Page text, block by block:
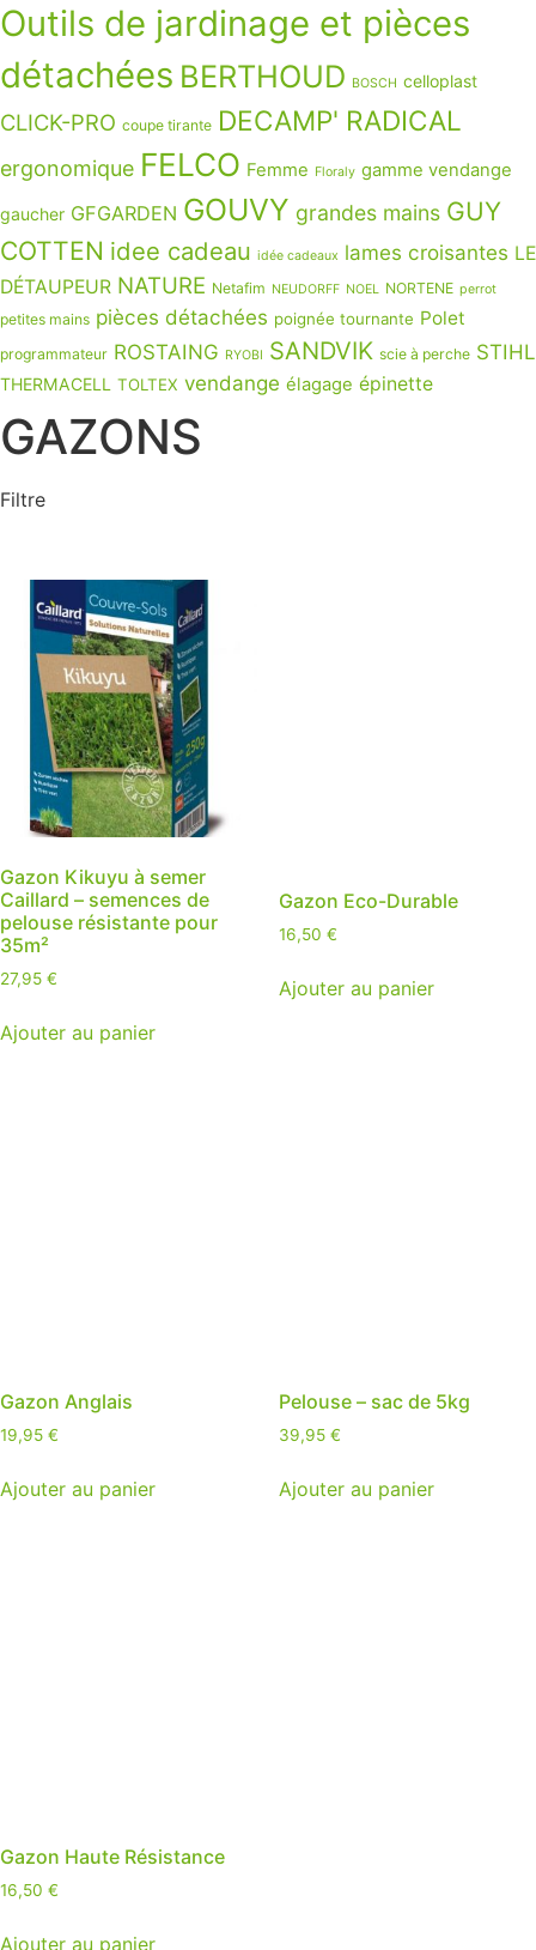
Outils de jardinage et pièces
détachées BERTHOUD BOSCH celloplast
CLICK-PRO coupe tirante DECAMP' RADICAL
ergonomique FELCO Femme Floraly gamme vendange
gaucher GFGARDEN GOUVY grandes mains GUY
COTTEN idee cadeau idée cadeaux lames croisantes LE
DÉTAUPEUR NATURE Netafim NEUDORFF NOEL NORTENE perrot
petites mains pièces détachées poignée tournante Polet
programmateur ROSTAING RYOBI SANDVIK scie à perche STIHL
THERMACELL TOLTEX vendange élagage épinette
GAZONS
Filtre
Gazon Kikuyu à semer
Caillard – semences de
pelouse résistante pour
35m²
27,95 €
Ajouter au panier
Gazon Eco-Durable
16,50 €
Ajouter au panier
Gazon Anglais
19,95 €
Ajouter au panier
Pelouse – sac de 5kg
39,95 €
Ajouter au panier
Gazon Haute Résistance
16,50 €
Ajouter au panier